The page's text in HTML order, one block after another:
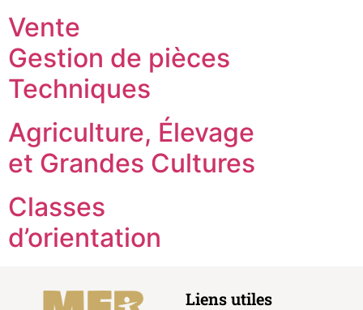
Vente
Gestion de pièces
Techniques
Agriculture, Élevage
et Grandes Cultures
Classes
d’orientation
Liens utiles